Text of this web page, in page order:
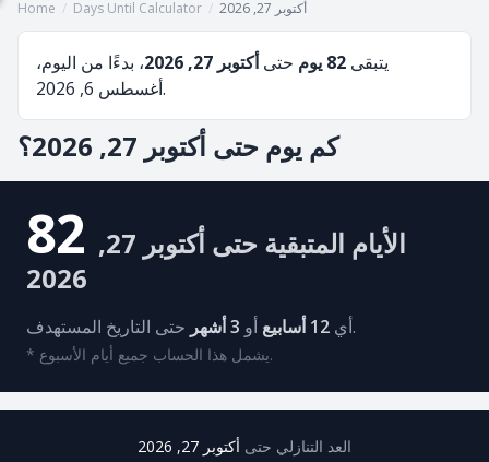
Home / Days Until Calculator / أكتوبر 27, 2026
يتبقى 82 يوم حتىأكتوبر 27, 2026
، بدءًا من اليوم،
أغسطس 6, 2026.
كم يوم حتى أكتوبر 27, 2026؟
82 الأيام المتبقية حتى أكتوبر 27,
2026
أي 12 أسابيع أو 3 أشهر حتى التاريخ المستهدف.
* يشمل هذا الحساب جميع أيام الأسبوع.
العد التنازلي حتى أكتوبر 27, 2026